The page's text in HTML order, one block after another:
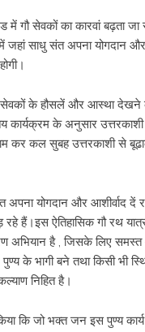
सेवकों का कारवां बढ़ता
जहां साधु संत अपना योगदान
सेवकों के हौसलें और आस्था देखने
कार्यक्रम के अनुसार
कर कल सुबह उत्तरकाशी से
अपना योगदान और आशीर्वाद दें
हैं।इस ऐतिहासिक गौ रथ
है , जिसके लिए समस्त
के भागी बने तथा किसी भी
निहित है।
कि जो भक्त जन इस पुण्य